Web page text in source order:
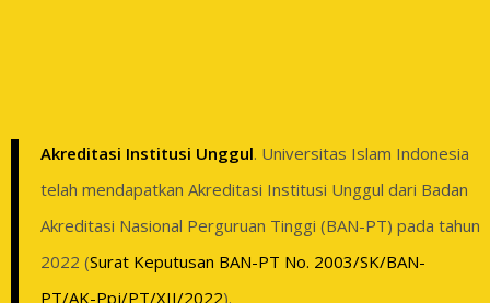
Akreditasi Institusi Unggul. Universitas Islam Indonesia
telah mendapatkan Akreditasi Institusi Unggul dari Badan
Akreditasi Nasional Perguruan Tinggi (BAN-PT) pada tahun
2022 (Surat Keputusan BAN-PT No. 2003/SK/BAN-
PT/AK-Ppj/PT/XII/2022).